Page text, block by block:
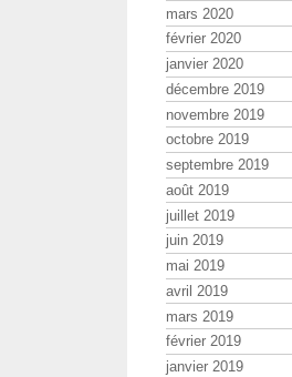
mars 2020
février 2020
janvier 2020
décembre 2019
novembre 2019
octobre 2019
septembre 2019
août 2019
juillet 2019
juin 2019
mai 2019
avril 2019
mars 2019
février 2019
janvier 2019